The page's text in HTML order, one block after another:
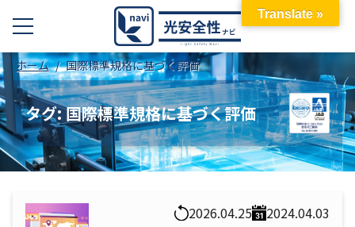
ホーム 国際標準規格に基づく評価
タグ:国際標準規格に基づく評価
2026.04.25 2024.04.03
Translate »